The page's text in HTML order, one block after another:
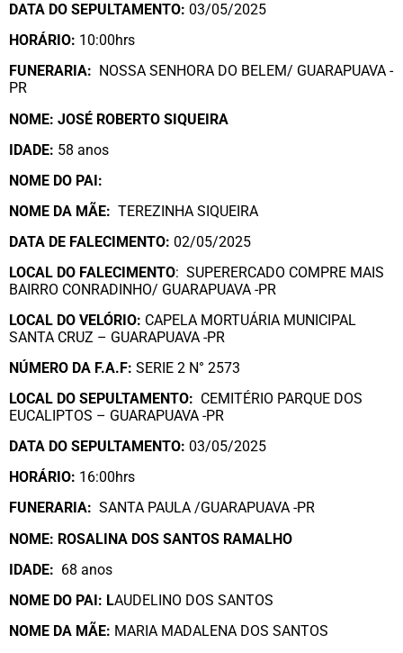
DATA DO SEPULTAMENTO: 03/05/2025
HORÁRIO: 10:00hrs
FUNERARIA: NOSSA SENHORA DO BELEM/ GUARAPUAVA -
PR
NOME: JOSÉ ROBERTO SIQUEIRA
IDADE: 58 anos
NOME DO PAI:
NOME DA MÃE: TEREZINHA SIQUEIRA
DATA DE FALECIMENTO: 02/05/2025
LOCAL DO FALECIMENTO: SUPERERCADO COMPRE MAIS
BAIRRO CONRADINHO/ GUARAPUAVA -PR
LOCAL DO VELÓRIO: CAPELA MORTUÁRIA MUNICIPAL
SANTA CRUZ – GUARAPUAVA -PR
NÚMERO DA F.A.F: SERIE 2 N° 2573
LOCAL DO SEPULTAMENTO: CEMITÉRIO PARQUE DOS
EUCALIPTOS – GUARAPUAVA -PR
DATA DO SEPULTAMENTO: 03/05/2025
HORÁRIO: 16:00hrs
FUNERARIA: SANTA PAULA /GUARAPUAVA -PR
NOME: ROSALINA DOS SANTOS RAMALHO
IDADE: 68 anos
NOME DO PAI: LAUDELINO DOS SANTOS
NOME DA MÃE: MARIA MADALENA DOS SANTOS